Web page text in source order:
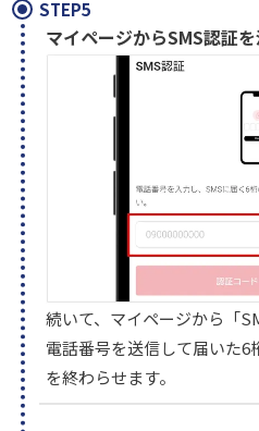
STEP5
マイページからSMS認証
続いて、マイページから「
電話番号を送信して届いた
を終わらせます。